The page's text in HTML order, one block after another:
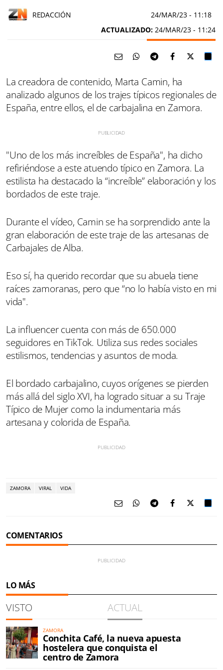
REDACCIÓN 24/MAR/23 - 11:18
ACTUALIZADO: 24/MAR/23 - 11:24
La creadora de contenido, Marta Camin, ha
analizado algunos de los trajes típicos regionales de
España, entre ellos, el de carbajalina en Zamora.
"Uno de los más increíbles de España", ha dicho
refiriéndose a este atuendo típico en Zamora. La
estilista ha destacado la “increíble” elaboración y los
bordados de este traje.
Durante el vídeo, Camin se ha sorprendido ante la
gran elaboración de este traje de las artesanas de
Carbajales de Alba.
Eso sí, ha querido recordar que su abuela tiene
raíces zamoranas, pero que “no lo había visto en mi
vida".
La influencer cuenta con más de 650.000
seguidores en TikTok. Utiliza sus redes sociales
estilismos, tendencias y asuntos de moda.
El bordado carbajalino, cuyos orígenes se pierden
más allá del siglo XVI, ha logrado situar a su Traje
Típico de Mujer como la indumentaria más
artesana y colorida de España.
ZAMORA VIRAL VIDA
COMENTARIOS
LO MÁS
VISTO ACTUAL
ZAMORA
Conchita Café, la nueva apuesta
hostelera que conquista el
centro de Zamora